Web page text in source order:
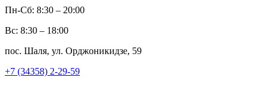
Пн-Сб: 8:30 – 20:00
Вс: 8:30 – 18:00
пос. Шаля, ул. Орджоникидзе, 59
+7 (34358) 2-29-59